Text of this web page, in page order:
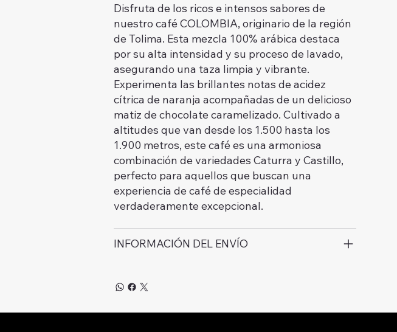
Disfruta de los ricos e intensos sabores de
nuestro café COLOMBIA, originario de la región
de Tolima. Esta mezcla 100% arábica destaca
por su alta intensidad y su proceso de lavado,
asegurando una taza limpia y vibrante.
Experimenta las brillantes notas de acidez
cítrica de naranja acompañadas de un delicioso
matiz de chocolate caramelizado. Cultivado a
altitudes que van desde los 1.500 hasta los
1.900 metros, este café es una armoniosa
combinación de variedades Caturra y Castillo,
perfecto para aquellos que buscan una
experiencia de café de especialidad
verdaderamente excepcional.
INFORMACIÓN DEL ENVÍO